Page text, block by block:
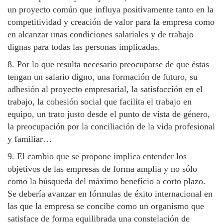
un proyecto común que influya positivamente tanto en la
competitividad y creación de valor para la empresa como
en alcanzar unas condiciones salariales y de trabajo
dignas para todas las personas implicadas.
8. Por lo que resulta necesario preocuparse de que éstas
tengan un salario digno, una formación de futuro, su
adhesión al proyecto empresarial, la satisfacción en el
trabajo, la cohesión social que facilita el trabajo en
equipo, un trato justo desde el punto de vista de género,
la preocupación por la conciliación de la vida profesional
y familiar…
9. El cambio que se propone implica entender los
objetivos de las empresas de forma amplia y no sólo
como la búsqueda del máximo beneficio a corto plazo.
Se debería avanzar en fórmulas de éxito internacional en
las que la empresa se concibe como un organismo que
satisface de forma equilibrada una constelación de